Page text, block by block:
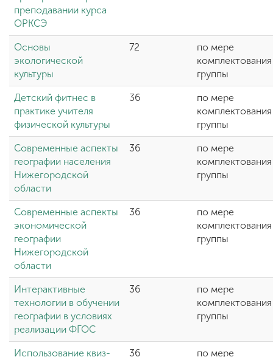
преподавании курса
ОРКСЭ
Основы
экологической
культуры
72
по мере
комплектования
группы
Детский фитнес в
практике учителя
физической культуры
36
по мере
комплектования
группы
Современные аспекты
географии населения
Нижегородской
области
36
по мере
комплектования
группы
Современные аспекты
экономической
географии
Нижегородской
области
36
по мере
комплектования
группы
Интерактивные
технологии в обучении
географии в условиях
реализации ФГОС
36
по мере
комплектования
группы
Использование квиз-
36
по мере